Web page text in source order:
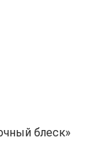
блеск»